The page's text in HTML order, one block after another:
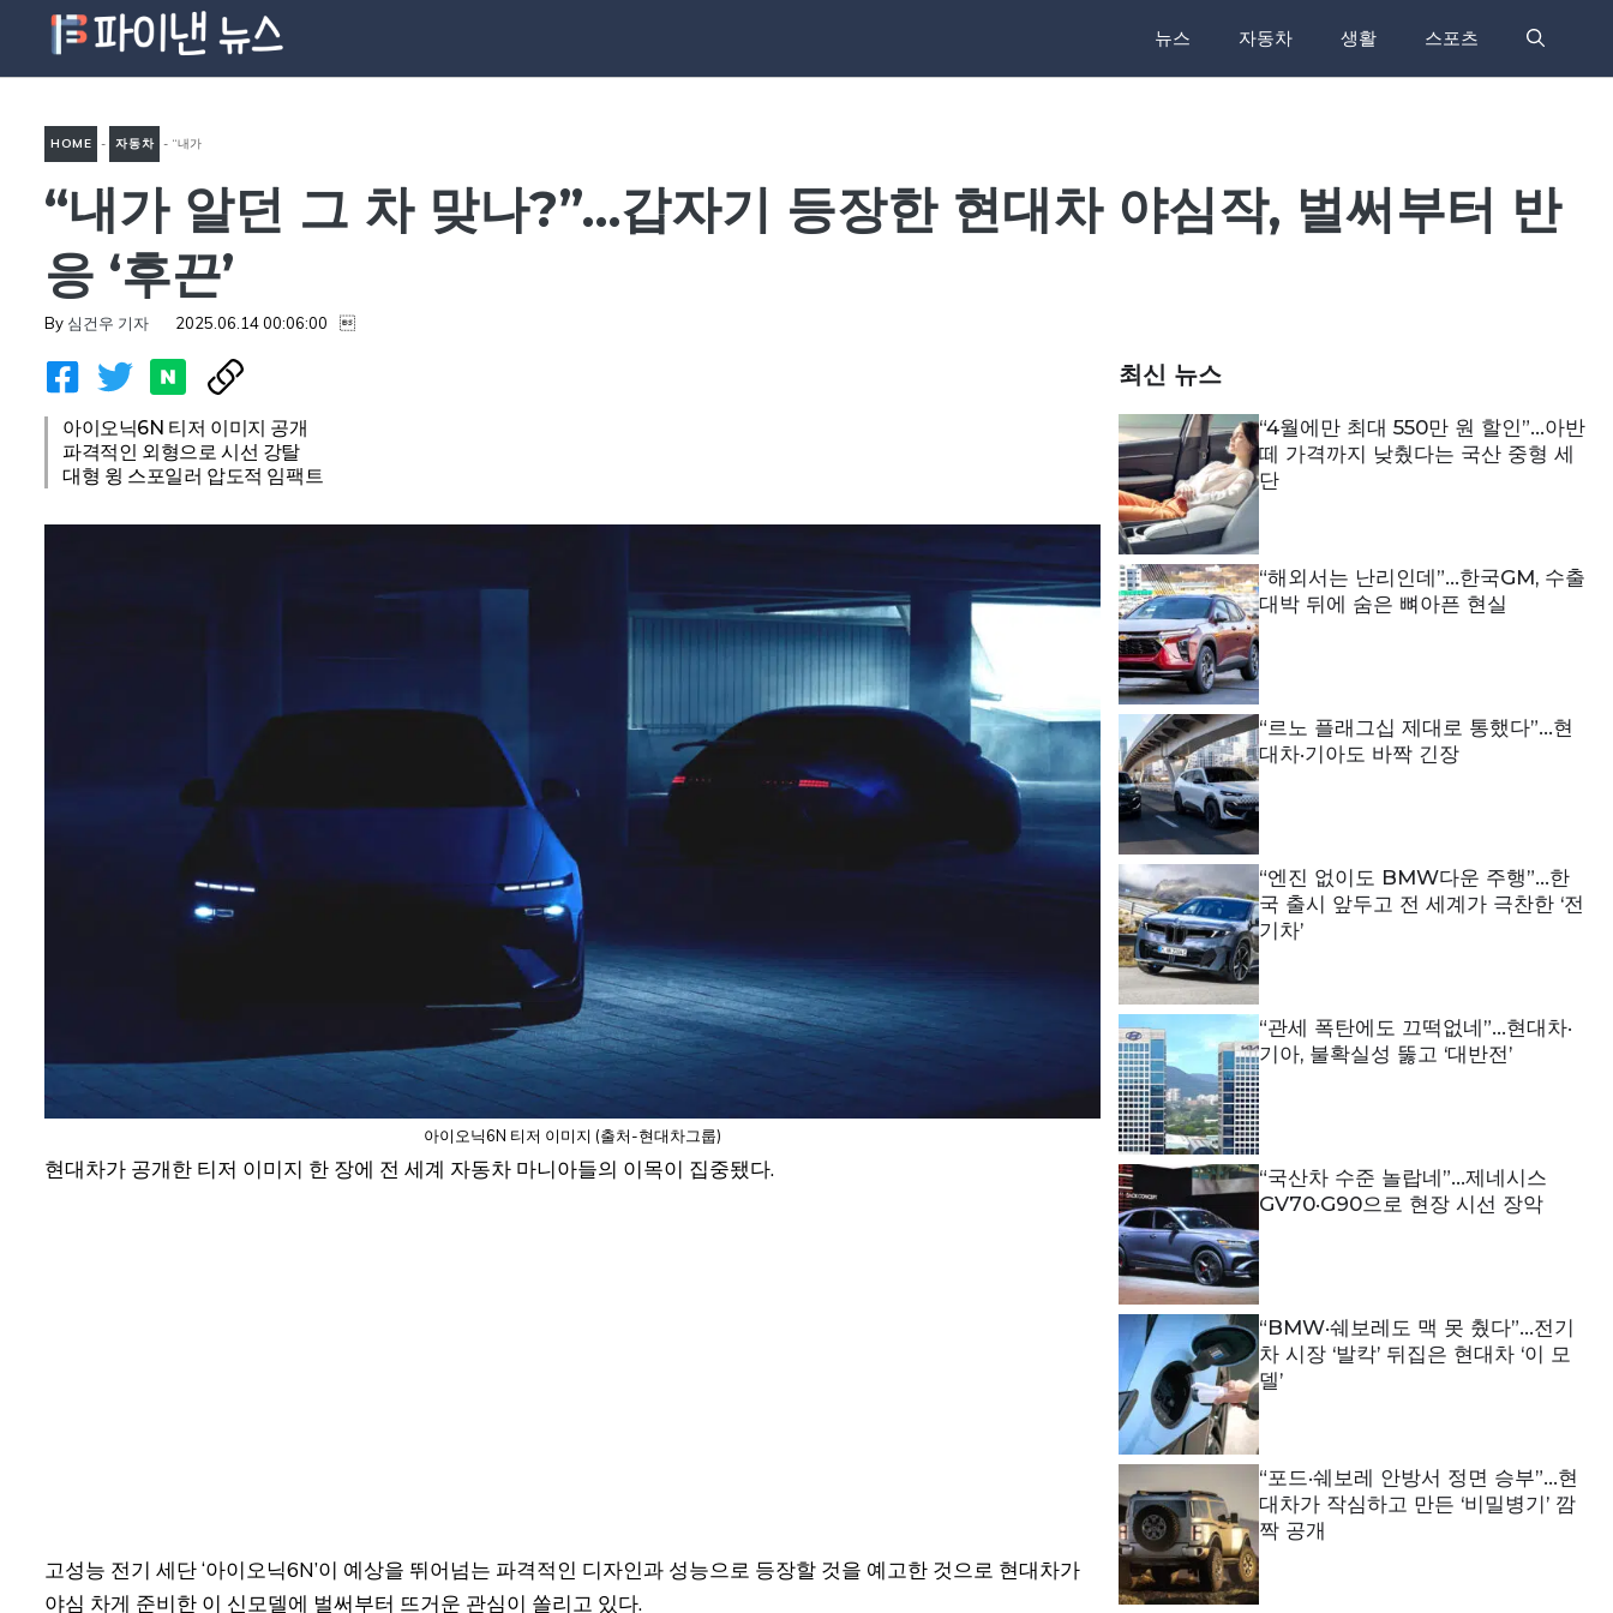
츠
뉴스 자동차 생활 스포츠
HOME - 자동차 - “내가
알던 그 차 맞나?”…갑자기 등
장한 현대차 야심작, 벌써부터
반응 ‘후끈’
“내가 알던 그 차 맞나?”…갑자기 등장한 현대차 야심작, 벌써부터 반
응 ‘후끈’
By 심건우 기자 2025.06.14 00:06:00 
아이오닉6N 티저 이미지 공개
파격적인 외형으로 시선 강탈
대형 윙 스포일러 압도적 임팩트
아이오닉6N 티저 이미지 (출처-현대차그룹)
현대차가 공개한 티저 이미지 한 장에 전 세계 자동차 마니아들의 이목이 집중됐다.
고성능 전기 세단 ‘아이오닉6N’이 예상을 뛰어넘는 파격적인 디자인과 성능으로 등장할 것을 예고한 것으로 현대차가
야심 차게 준비한 이 신모델에 벌써부터 뜨거운 관심이 쏠리고 있다.
최신 뉴스
“4월에만 최대 550만 원 할인”…아반
떼 가격까지 낮췄다는 국산 중형 세
단
“해외서는 난리인데”…한국GM, 수출
대박 뒤에 숨은 뼈아픈 현실
“르노 플래그십 제대로 통했다”…현
대차·기아도 바짝 긴장
“엔진 없이도 BMW다운 주행”…한
국 출시 앞두고 전 세계가 극찬한 ‘전
기차’
“관세 폭탄에도 끄떡없네”…현대차·
기아, 불확실성 뚫고 ‘대반전’
“국산차 수준 놀랍네”…제네시스
GV70·G90으로 현장 시선 장악
“BMW·쉐보레도 맥 못 췄다”…전기
차 시장 ‘발칵’ 뒤집은 현대차 ‘이 모
델’
“포드·쉐보레 안방서 정면 승부”…현
대차가 작심하고 만든 ‘비밀병기’ 깜
짝 공개